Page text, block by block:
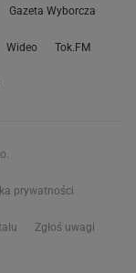
Gazeta Wyborcza
Wideo Tok.FM
prywatności
Zgłoś uwagi